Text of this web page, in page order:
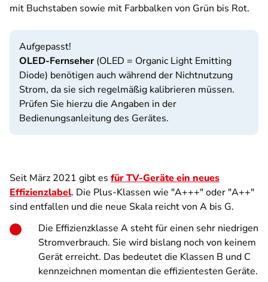
mit Buchstaben sowie mit Farbbalken von Grün bis Rot.
Aufgepasst!
OLED-Fernseher(OLED = Organic Light Emitting
Diode) benötigen auch während der Nichtnutzung
Strom, da sie sich regelmäßig kalibrieren müssen.
Prüfen Sie hierzu die Angaben in der
Bedienungsanleitung des Gerätes.
Seit März 2021 gibt es für TV-Geräte ein neues
Effizienzlabel. Die Plus-Klassen wie "A+++" oder "A++"
sind entfallen und die neue Skala reicht von A bis G.
Die Effizienzklasse A steht für einen sehr niedrigen
Stromverbrauch. Sie wird bislang noch von keinem
Gerät erreicht. Das bedeutet die Klassen B und C
kennzeichnen momentan die effizientesten Geräte.